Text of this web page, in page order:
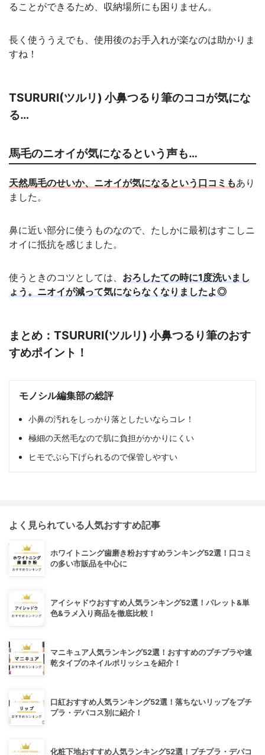
ることができるため、収納場所にも困りません。
長く使ううえでも、使用後のお手入れが楽なのは助かりま
すね！
TSURURI(ツルリ) 小鼻つるり筆のココが気にな
る…
馬毛のニオイが気になるという声も…
天然馬毛のせいか、ニオイが気になるという口コミもあり
ました。
鼻に近い部分に使うものなので、たしかに最初はすこしニ
オイに抵抗を感じました。
使うときのコツとしては、 おろしたての時に1度洗いまし
ょう。ニオイが減って気にならなくなりましたよ◎
まとめ：TSURURI(ツルリ) 小鼻つるり筆のおす
すめポイント！
モノシル編集部の総評
小鼻の汚れをしっかり落としたいならコレ！
極細の天然毛なので肌に負担がかかりにくい
ヒモでぶら下げられるので保管しやすい
よく見られている人気おすすめ記事
ホワイトニング歯磨き粉おすすめランキング52選！口コミ
の多い市販品を中心に
アイシャドウおすすめ人気ランキング52選！パレット&単
色&ラメ入り商品を徹底比較！
マニキュア人気ランキング52選！おすすめのプチプラや速
乾タイプのネイルポリッシュを紹介！
口紅おすすめ人気ランキング52選！落ちないリップをプチ
プラ・デパコス別に紹介！
化粧下地おすすめ人気ランキング52選！プチプラ・デパコ